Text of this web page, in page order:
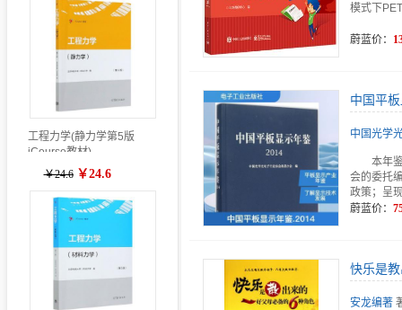
工程力学(静力学第5版
iCourse教材)
￥24.6 ￥24.6
模式下
蔚蓝价：
中国平
中国光学
本年
会的委托
政策；呈
蔚蓝价：
快乐是
安龙编著